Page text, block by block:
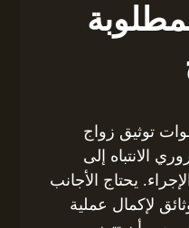
توثيق زواج
الانتباه إلى
يحتاج الأجانب
لإكمال عملية